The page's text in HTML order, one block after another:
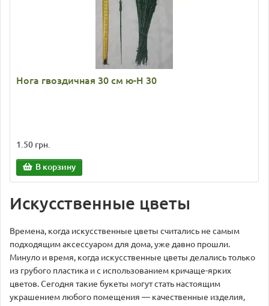
Нога гвоздичная 30 см ю-Н 30
1.50 грн.
В корзину
Искусственные цветы
Времена, когда искусственные цветы считались не самым
подходящим аксессуаром для дома, уже давно прошли.
Минуло и время, когда искусственные цветы делались только
из грубого пластика и с использованием кричаще-ярких
цветов. Сегодня такие букеты могут стать настоящим
украшением любого помещения — качественные изделия,